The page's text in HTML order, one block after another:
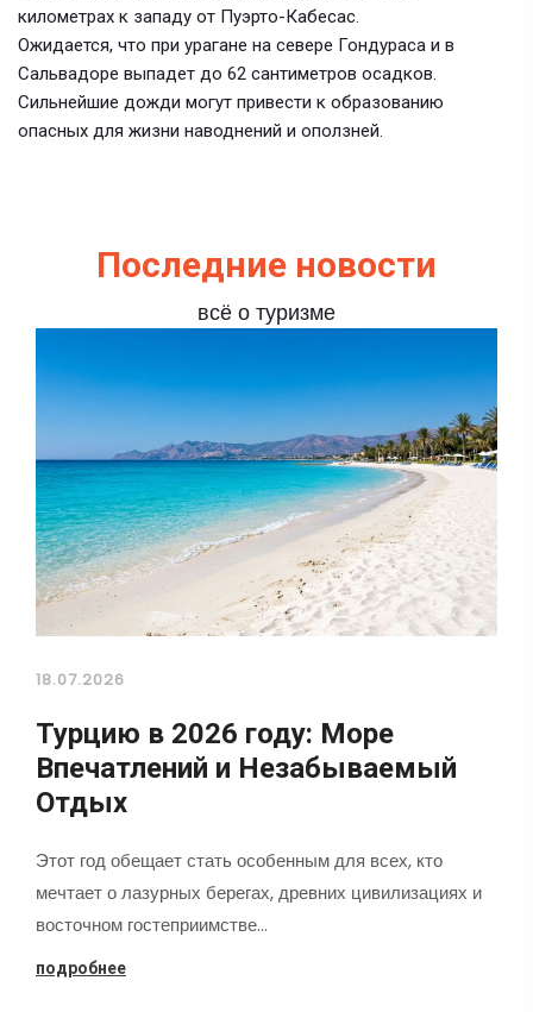
километрах к западу от Пуэрто-Кабесас.
Ожидается, что при урагане на севере Гондураса и в
Сальвадоре выпадет до 62 сантиметров осадков.
Сильнейшие дожди могут привести к образованию
опасных для жизни наводнений и оползней.
Последние новости
всё о туризме
18.07.2026
Турцию в 2026 году: Море
Впечатлений и Незабываемый
Отдых
Этот год обещает стать особенным для всех, кто
мечтает о лазурных берегах, древних цивилизациях и
восточном гостеприимстве…
подробнее